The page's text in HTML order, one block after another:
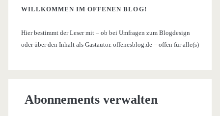
WILLKOMMEN IM OFFENEN BLOG!
Hier bestimmt der Leser mit – ob bei Umfragen zum Blogdesign
oder über den Inhalt als Gastautor. offenesblog.de – offen für alle(s)
Abonnements verwalten